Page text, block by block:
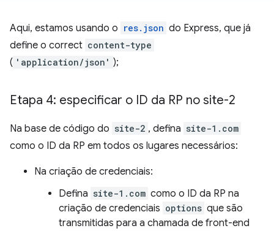
Aqui, estamos usando o res.json do Express, que já
define o correct content-type
( 'application/json' );
Etapa 4: especificar o ID da RP no site-2
Na base de código do site-2 , defina site-1.com
como o ID da RP em todos os lugares necessários:
Na criação de credenciais:
Defina site-1.com como o ID da RP na
criação de credenciais options que são
transmitidas para a chamada de front-end